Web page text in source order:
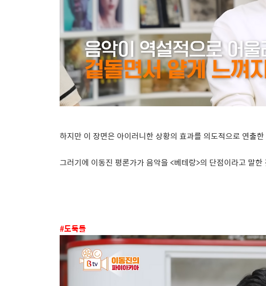
하지만 이 장면은 아이러니한 상황의 효과를 의도적으로 연출
그러기에 이동진 평론가가 음악을 <베테랑>의 단점이라고 말한
#도둑들